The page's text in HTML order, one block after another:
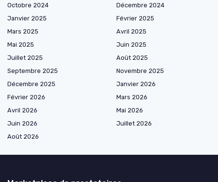
Octobre 2024
Décembre 2024
Janvier 2025
Février 2025
Mars 2025
Avril 2025
Mai 2025
Juin 2025
Juillet 2025
Août 2025
Septembre 2025
Novembre 2025
Décembre 2025
Janvier 2026
Février 2026
Mars 2026
Avril 2026
Mai 2026
Juin 2026
Juillet 2026
Août 2026